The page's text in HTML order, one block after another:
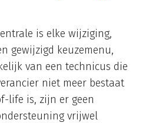
is elke wijziging,
gewijzigd keuzemenu,
van een technicus die
niet meer bestaat
life is, zijn er geen
vrijwel